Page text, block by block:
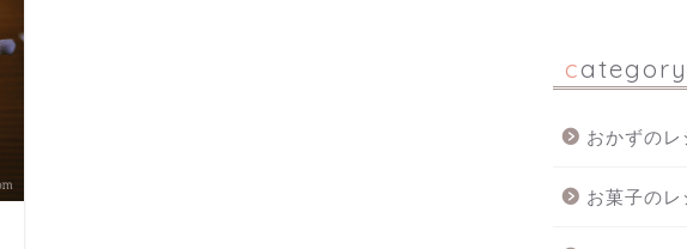
category
おかずのレ
お菓子のレ